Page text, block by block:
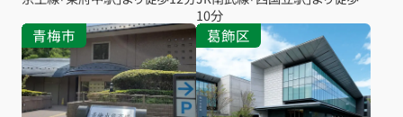
10分
青梅市 葛飾区